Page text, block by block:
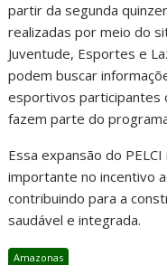
partir da segunda
realizadas por meio do
Juventude, Esportes e
podem buscar
esportivos participantes
fazem parte do
Essa expansão do
importante no incentivo
contribuindo para a
saudável e integrada.
Amazonas